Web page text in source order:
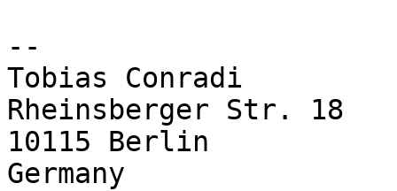
--
Tobias Conradi
Rheinsberger Str. 18
10115 Berlin
Germany